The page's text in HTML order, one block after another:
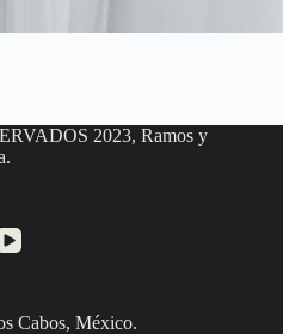
2023, Ramos y
Cabos, México.